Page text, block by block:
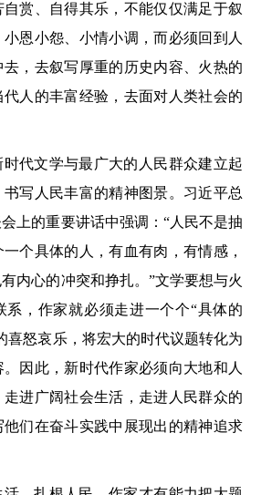
自赏、自得其乐，不能仅仅满足于叙
恩小怨、小情小调，而必须回到人
，去叙写厚重的历史内容、火热的
人的丰富经验，去面对人类社会的
代文学与最广大的人民群众建立起
写人民丰富的精神图景。习近平总
上的重要讲话中强调：“人民不是抽
个具体的人，有血有肉，有情感，
内心的冲突和挣扎。”文学要想与火
系，作家就必须走进一个个“具体的
喜怒哀乐，将宏大的时代议题转化为
因此，新时代作家必须向大地和人
进广阔社会生活，走进人民群众的
们在奋斗实践中展现出的精神追求